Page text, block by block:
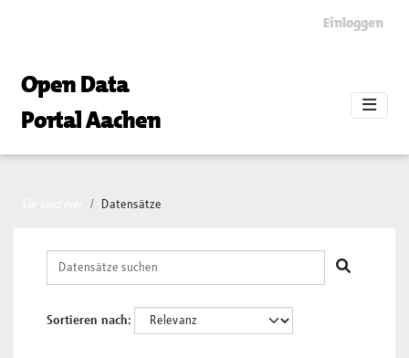
Einloggen
Open Data
Portal Aachen
Datensätze
Sortieren nach